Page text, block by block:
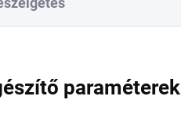
paraméterek